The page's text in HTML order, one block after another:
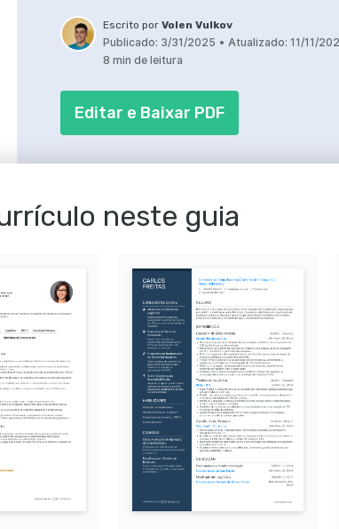
Escrito porVolen Vulkov
Publicado: 3/31/2025 • Atualizado: 11/11/
8 min de leitura
Editar e Baixar PDF
neste guia